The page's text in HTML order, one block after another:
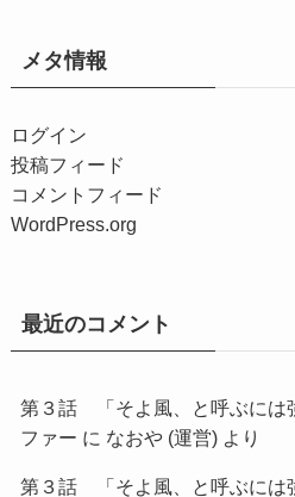
メタ情報
ログイン
投稿フィード
コメントフィード
WordPress.org
最近のコメント
第３話 「そよ風、と呼ぶには
ファー に なおや (運営)より
第３話 「そよ風、と呼ぶには